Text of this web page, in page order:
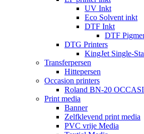
UV Inkt
Eco Solvent inkt
DTF Inkt
DTF
DTG Printers
KingJet Single-
Transferpersen
Hittepersen
Occasion printers
Roland BN-20
Print media
Banner
Zelfklevend print media
PVC vrije Media